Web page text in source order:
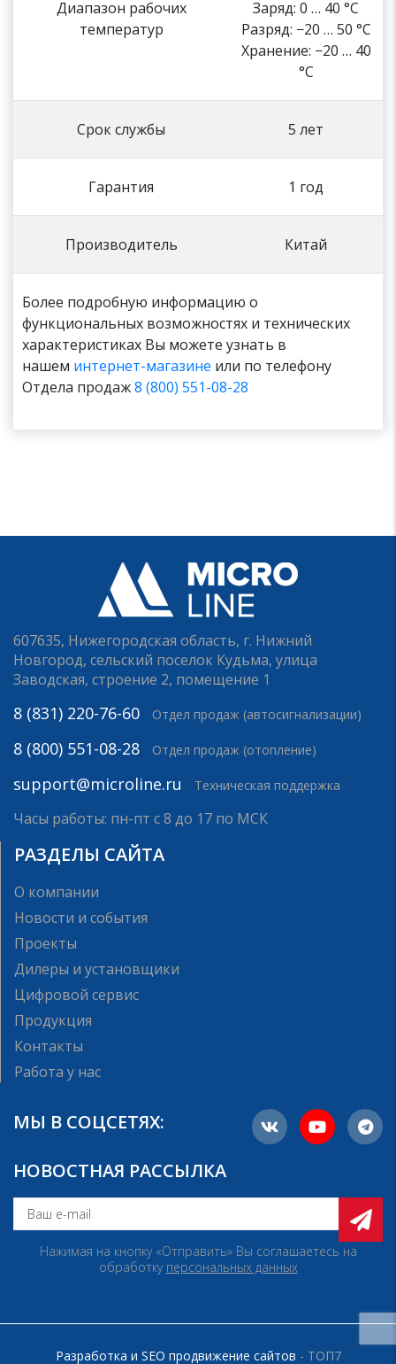
Диапазон рабочих
температур
Заряд: 0 … 40 °C
Разряд: −20 … 50 °C
Хранение: −20 … 40
°C
Срок службы 5 лет
Гарантия 1 год
Производитель Китай
Более подробную информацию о
функциональных возможностях и технических
характеристиках Вы можете узнать в
нашем интернет-магазине или по телефону
Отдела продаж8 (800) 551-08-28
607635, Нижегородская область, г. Нижний
Новгород, сельский поселок Кудьма, улица
Заводская, строение 2, помещение 1
8 (831) 220-76-60 Отдел продаж (автосигнализации)
8 (800) 551-08-28 Отдел продаж (отопление)
support@microline.ru Техническая поддержка
Часы работы: пн-пт с 8 до 17 по МСК
РАЗДЕЛЫ САЙТА
О компании
Новости и события
Проекты
Дилеры и установщики
Цифровой сервис
Продукция
Контакты
Работа у нас
МЫ В СОЦСЕТЯХ:
НОВОСТНАЯ РАССЫЛКА
Нажимая на кнопку «Отправить» Вы соглашаетесь на
обработку персональных данных
Разработка и SEO продвижение сайтов - ТОП7